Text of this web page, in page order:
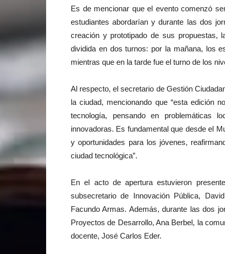
Es de mencionar que el evento comenzó
estudiantes abordarían y durante las dos
creación y prototipado de sus propuestas,
dividida en dos turnos: por la mañana, los
mientras que en la tarde fue el turno de los
Al respecto, el secretario de Gestión
la ciudad, mencionando que “esta edición
tecnología, pensando en problemáticas
innovadoras. Es fundamental que desde el
y oportunidades para los jóvenes,
ciudad tecnológica”.
En el acto de apertura estuvieron
subsecretario de Innovación Pública,
Facundo Armas. Además, durante las dos
Proyectos de Desarrollo, Ana Berbel, la
docente, José Carlos Eder.